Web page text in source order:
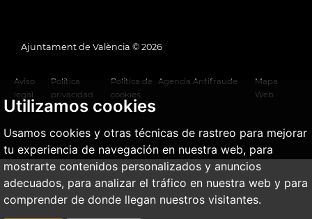
Utilizamos cookies
Usamos cookies y otras técnicas de rastreo para mejorar
tu experiencia de navegación en nuestra web, para
mostrarte contenidos personalizados y anuncios
adecuados, para analizar el tráfico en nuestra web y para
comprender de donde llegan nuestros visitantes.
Ajuntament de València © 2026
Aviso
legal
Política
privacidad
Política de
cookies
Agencia Antifraude
Mapa
Web